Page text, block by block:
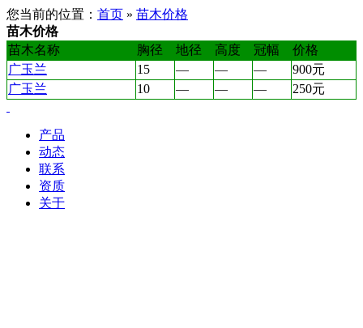
您当前的位置： 首页 » 苗木价格
苗木价格
苗木名称
胸径 地径 高度 冠幅
价格
广玉兰
15 — — —
900元
广玉兰
10 — — — 250元
产品
动态
联系
资质
关于